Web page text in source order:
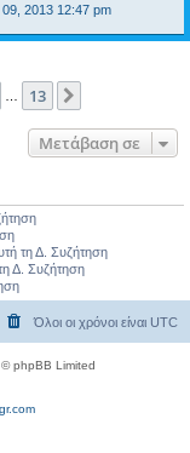
2013 12:47 pm
13
Μετάβαση σε
τη Δ. Συζήτηση
Δ. Συζήτηση
Όλοι οι χρόνοι είναι UTC
phpBB Limited